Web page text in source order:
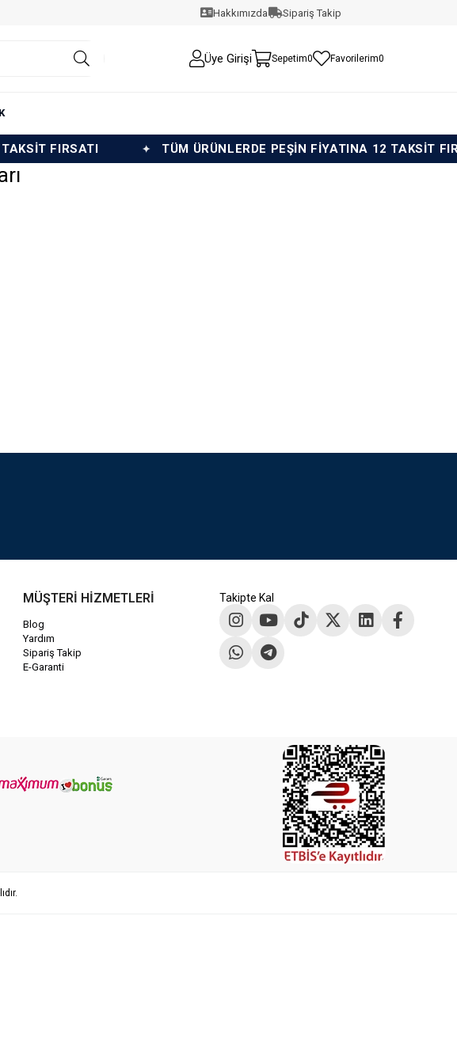
Hakkımızda Sipariş Takip
Üye Girişi Sepetim0 Favorilerim0
FIRSATI TÜM ÜRÜNLERDE PEŞİN FİYATINA 12 TAKSİT
MÜŞTERİ HİZMETLERİ
Blog
Yardım
Sipariş Takip
E-Garanti
Takipte Kal